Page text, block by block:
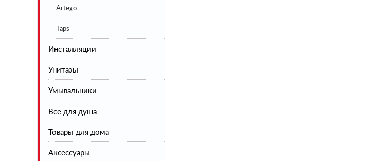
Artego
Taps
Инсталляции
Унитазы
Напольные
Подвесные
Инсталляции
Умывальники
Все для душа
Душевая коллекция
Шторы на ванну
Товары для дома
Сушилки для белья
Аксессуары